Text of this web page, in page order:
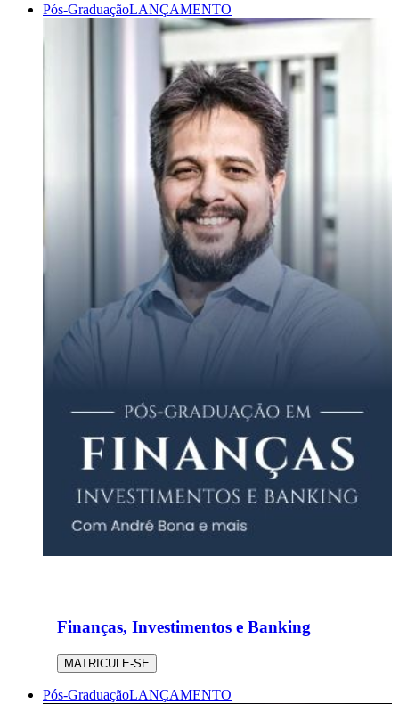
Pós-GraduaçãoLANÇAMENTO
Finanças, Investimentos e Banking
MATRICULE-SE
Pós-GraduaçãoLANÇAMENTO